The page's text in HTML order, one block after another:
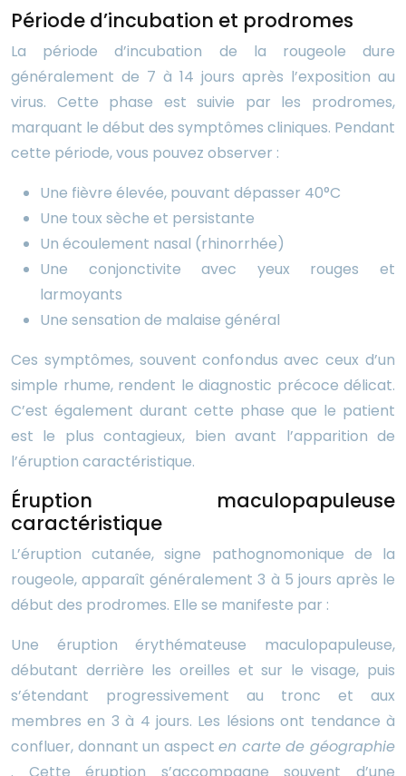
Période d’incubation et prodromes
La période d’incubation de la rougeole dure
généralement de 7 à 14 jours après l’exposition au
virus. Cette phase est suivie par les prodromes,
marquant le début des symptômes cliniques. Pendant
cette période, vous pouvez observer :
Une fièvre élevée, pouvant dépasser 40°C
Une toux sèche et persistante
Un écoulement nasal (rhinorrhée)
Une conjonctivite avec yeux rouges et
larmoyants
Une sensation de malaise général
Ces symptômes, souvent confondus avec ceux d’un
simple rhume, rendent le diagnostic précoce délicat.
C’est également durant cette phase que le patient
est le plus contagieux, bien avant l’apparition de
l’éruption caractéristique.
Éruption maculopapuleuse
caractéristique
L’éruption cutanée, signe pathognomonique de la
rougeole, apparaît généralement 3 à 5 jours après le
début des prodromes. Elle se manifeste par :
Une éruption érythémateuse maculopapuleuse,
débutant derrière les oreilles et sur le visage, puis
s’étendant progressivement au tronc et aux
membres en 3 à 4 jours. Les lésions ont tendance à
confluer, donnant un aspecten carte de géographie